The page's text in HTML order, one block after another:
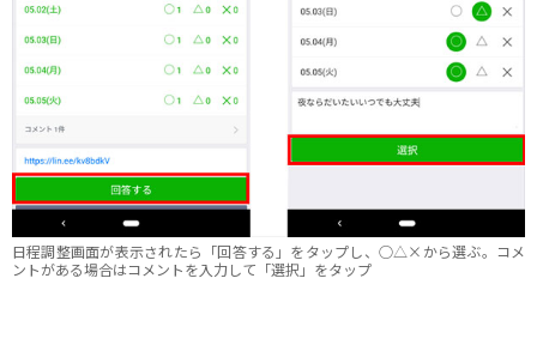
日程調整画面が表示されたら「回答する」をタップし、○△×から選ぶ。コメ
ントがある場合はコメントを入力して「選択」をタップ